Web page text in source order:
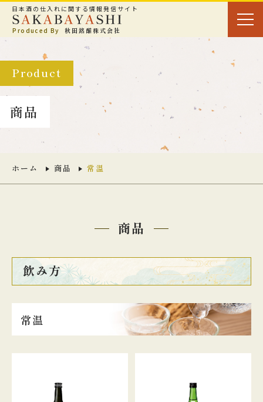
日本酒の仕入れに関する情報発信サイト
Produced By 秋田銘醸株式会社
Product
商品
ホーム 商品 常温
商品
飲み方
常温